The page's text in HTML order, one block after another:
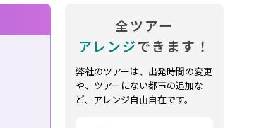
全ツアー
アレンジできます！
弊社のツアーは、出発時間の変更
や、ツアーにない都市の追加な
ど、アレンジ自由自在です。